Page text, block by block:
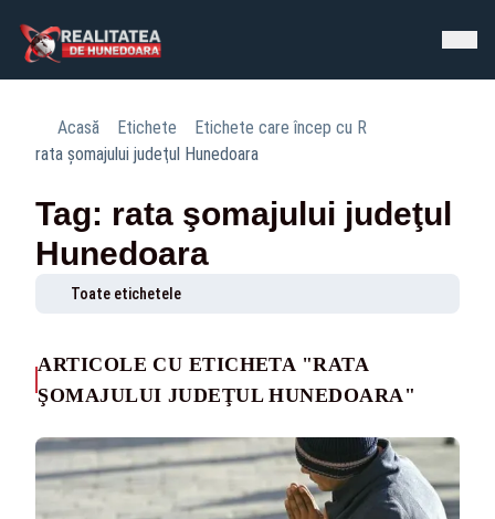
Acasă Etichete
Etichete care încep cu R
rata şomajului judeţul Hunedoara
Tag: rata şomajului judeţul
Hunedoara
Toate etichetele
ARTICOLE CU ETICHETA "RATA
ŞOMAJULUI JUDEŢUL HUNEDOARA"